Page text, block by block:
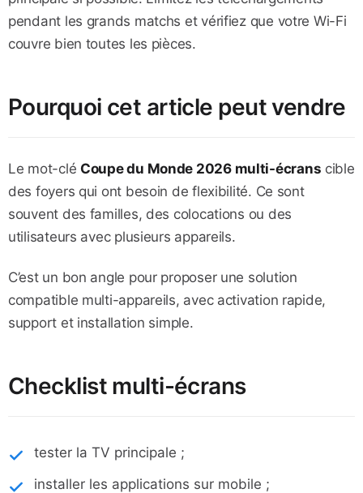
pendant les grands matchs et vérifiez que votre Wi-Fi
couvre bien toutes les pièces.
Pourquoi cet article peut vendre
Le mot-clé Coupe du Monde 2026 multi-écrans cible
des foyers qui ont besoin de flexibilité. Ce sont
souvent des familles, des colocations ou des
utilisateurs avec plusieurs appareils.
C’est un bon angle pour proposer une solution
compatible multi-appareils, avec activation rapide,
support et installation simple.
Checklist multi-écrans
tester la TV principale ;
installer les applications sur mobile ;